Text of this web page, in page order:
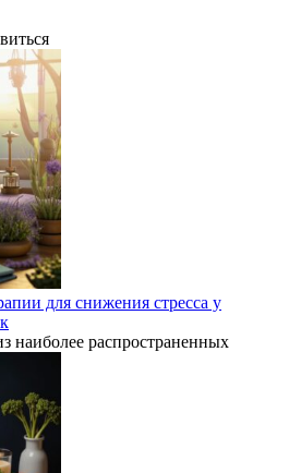
для снижения стресса у
наиболее распространенных